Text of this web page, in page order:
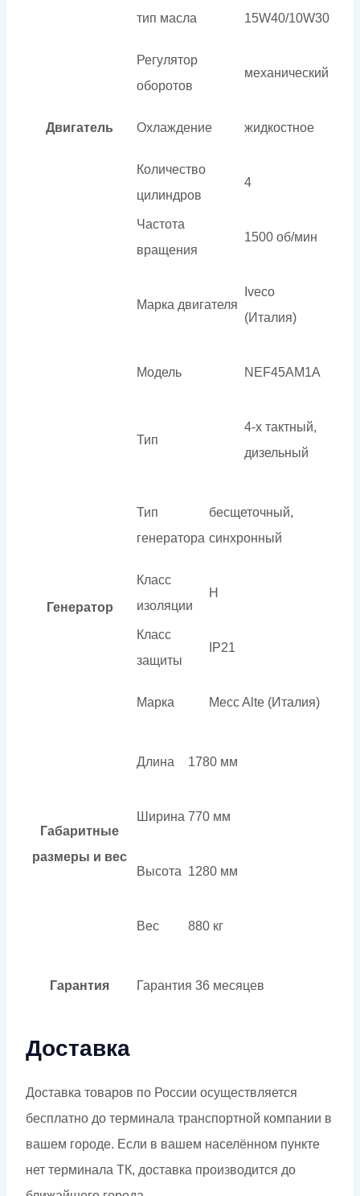
Двигатель
тип масла
15W40/10W30
Регулятор
оборотов
механический
Охлаждение жидкостное
Количество
цилиндров
4
Частота
вращения
1500 об/мин
Марка двигателя
Iveco
(Италия)
Модель NEF45AM1A
Тип
4-х тактный,
дизельный
Генератор
Тип
генератора
бесщеточный,
синхронный
Класс
изоляции
H
Класс
защиты
IP21
Марка Mecc Alte (Италия)
Габаритные
размеры и вес
Длина 1780 мм
Ширина 770 мм
Высота 1280 мм
Вес 880 кг
Гарантия Гарантия 36 месяцев
Доставка
Доставка товаров по России осуществляется
бесплатно до терминала транспортной компании в
вашем городе. Если в вашем населённом пункте
нет терминала ТК, доставка производится до